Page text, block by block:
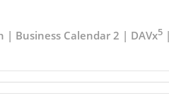
| Business Calendar 2 | DAVx5|